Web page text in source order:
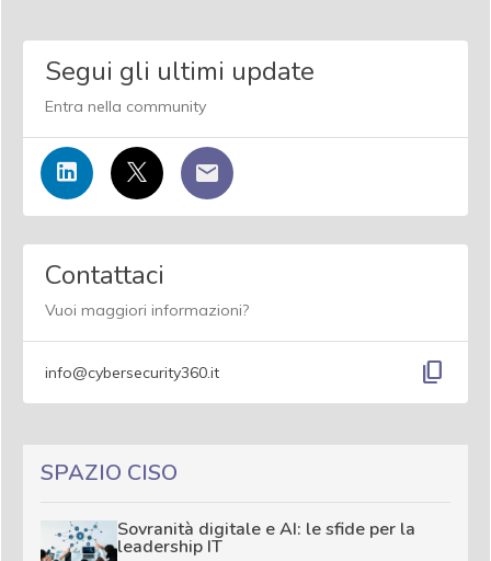
Segui gli ultimi update
Entra nella community
Contattaci
Vuoi maggiori informazioni?
info@cybersecurity360.it content_copy
SPAZIO CISO
Sovranità digitale e AI: le sfide per la
leadership IT